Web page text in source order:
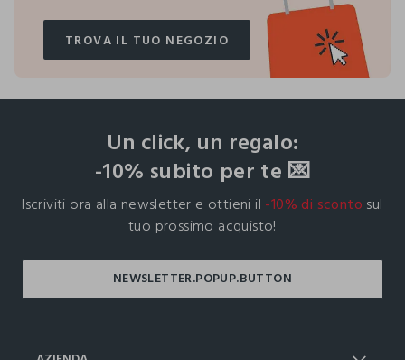
TROVA IL TUO NEGOZIO
TROVA IL TUO NEGOZIO
Un click, un regalo:
-10% subito per te 💌
Iscriviti ora alla newsletter e ottieni il -10% di sconto sul
tuo prossimo acquisto!